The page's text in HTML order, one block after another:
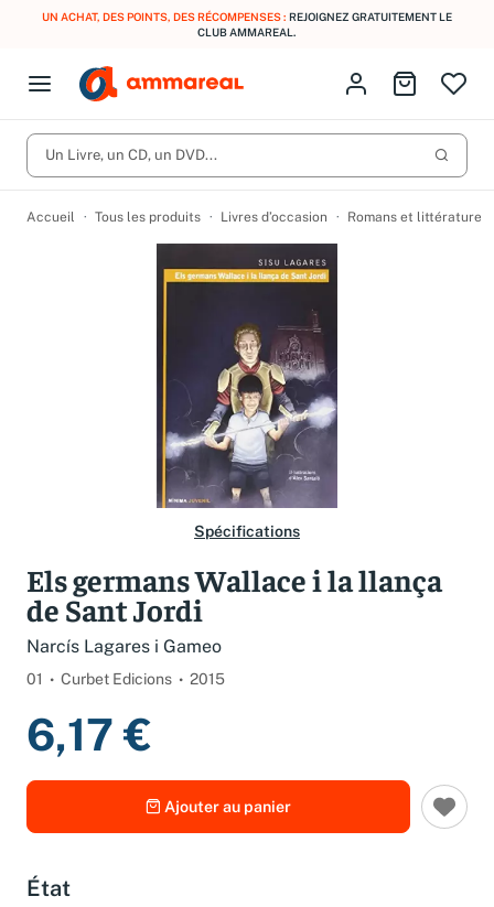
UN ACHAT, DES POINTS, DES RÉCOMPENSES : REJOIGNEZ GRATUITEMENT LE
CLUB AMMAREAL.
Open menu
Fermer le menu
CD d'occasion
Vinyles d'occasion
Produits Catégories
Vous n'avez pas trouvé l'article que vous cherchiez ?
Activez les notifications dans votre compte pour être alerté dès
qu'il est en stock.
Créer une alerte
Identifiez-vous
Aller au
Un Livre, un CD, un DVD...
Accueil Tous les produits Livres d’occasion Romans et littérature
Spécifications
Els germans Wallace i la llança
de Sant Jordi
Narcís Lagares i Gameo
01 Curbet Edicions 2015
6,17 €
Ajouter au panier
État